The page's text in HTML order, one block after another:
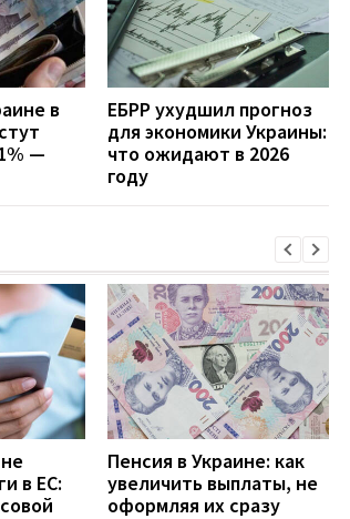
в
—
ЕБРР ухудшил прогноз
для экономики Украины:
что ожидают в 2026
году
в ЕС:
Пенсия в Украине: как
увеличить выплаты, не
оформляя их сразу